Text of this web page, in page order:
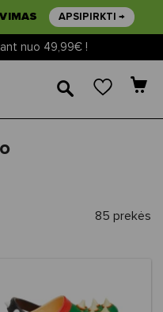
APSIPIRKTI →
nuo 49,99€ !
🔎
85 prekės